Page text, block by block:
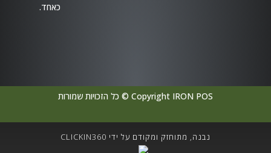
כאחד.
Copyright IRON POS © כל הזכויות שמורות
נבנה, מתוחזק ומקודם על ידי CLICKIN360